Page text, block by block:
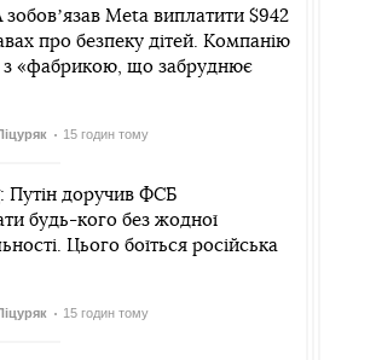
Meta виплатити $942
про безпеку дітей. Компанію
з «фабрикою, що забруднює
15 годин тому
Путін доручив ФСБ
будь-кого без жодної
Цього боїться російська
15 годин тому